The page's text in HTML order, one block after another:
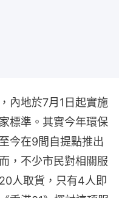
內地於7月1日起實施
標準。其實今年環保
今在9間自提點推出
，不少市民對相關服
人取貨，只有4人即